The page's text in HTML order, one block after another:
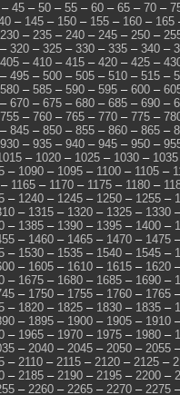
– 45 – 50 – 55 – 60 – 65 – 70 –
– 145 – 150 – 155 – 160 – 165
230 – 235 – 240 – 245 – 250 –
– 320 – 325 – 330 – 335 – 340 –
405 – 410 – 415 – 420 – 425 –
– 495 – 500 – 505 – 510 – 515 –
580 – 585 – 590 – 595 – 600 –
– 670 – 675 – 680 – 685 – 690 –
755 – 760 – 765 – 770 – 775 –
– 845 – 850 – 855 – 860 – 865 –
930 – 935 – 940 – 945 – 950 –
– 1020 – 1025 – 1030 – 1035
– 1090 – 1095 – 1100 – 1105 –
– 1165 – 1170 – 1175 – 1180 –
– 1240 – 1245 – 1250 – 1255 –
– 1315 – 1320 – 1325 – 1330
– 1385 – 1390 – 1395 – 1400 –
– 1460 – 1465 – 1470 – 1475
– 1530 – 1535 – 1540 – 1545 –
– 1605 – 1610 – 1615 – 1620
– 1675 – 1680 – 1685 – 1690 –
– 1750 – 1755 – 1760 – 1765
– 1820 – 1825 – 1830 – 1835 –
– 1895 – 1900 – 1905 – 1910
– 1965 – 1970 – 1975 – 1980 –
– 2040 – 2045 – 2050 – 2055
– 2110 – 2115 – 2120 – 2125 –
– 2185 – 2190 – 2195 – 2200 –
– 2260 – 2265 – 2270 – 2275